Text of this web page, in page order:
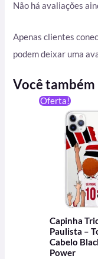
Não há avaliações
Apenas clientes
podem deixar uma
Você
Oferta!
Capinha
Paulista –
Cabelo
Power
era:
R$